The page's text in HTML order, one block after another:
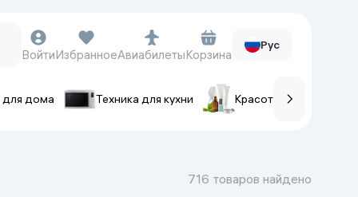
ВойтиИзбранноеАвиабилетыКорзина
Рус
для дома Техника для кухни Красота и уход
716 товаров найдено